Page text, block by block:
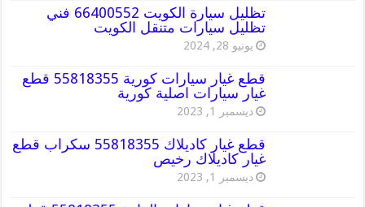
تظليل سيارة الكويت 66400552 فني
تظليل سيارات متنقل الكويت
يونيو 28, 2024
قطع غيار سيارات كورية 55818355 قطع
غيار سيارات اصلية كورية
ديسمبر 1, 2023
قطع غيار كاديلاك 55818355 سكراب قطع
غيار كاديلاك رخيص
ديسمبر 1, 2023